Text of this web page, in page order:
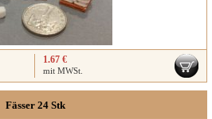
1.67 €
mit MWSt.
Fässer 24 Stk